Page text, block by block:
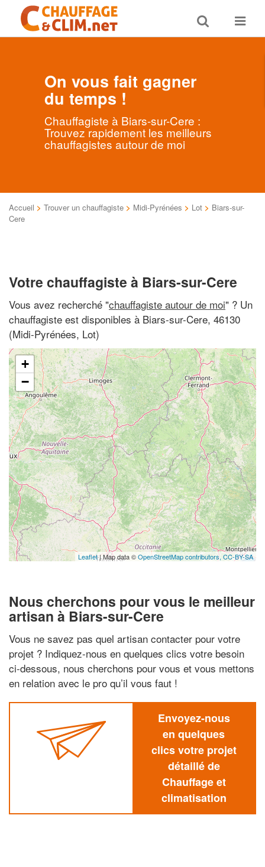
Toggle
search
Toggle
On vous fait gagner
du temps !
Chauffagiste à Biars-sur-Cere :
Trouvez rapidement les meilleurs
chauffagistes autour de moi
Accueil > Trouver un chauffagiste > Midi-Pyrénées > Lot > Biars-sur-
Cere
Votre chauffagiste à Biars-sur-Cere
Vous avez recherché "chauffagiste autour de moi" ? Un
chauffagiste est disponibles à Biars-sur-Cere, 46130
(Midi-Pyrénées, Lot)
+
−
Leaflet| Map data ©OpenStreetMap contributors, CC-BY-SA
Nous cherchons pour vous le meilleur
artisan à Biars-sur-Cere
Vous ne savez pas quel artisan contacter pour votre
projet ? Indiquez-nous en quelques clics votre besoin
ci-dessous, nous cherchons pour vous et vous mettons
en relation avec le pro qu’il vous faut !
Envoyez-nous
en quelques
clics votre projet
détaillé de
Chauffage et
climatisation